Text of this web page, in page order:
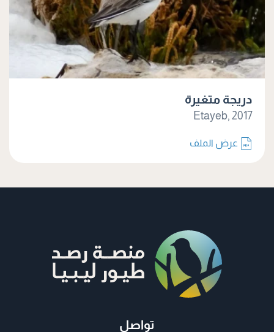
دريجة متغيرة
Etayeb, 2017
عرض الملف
تواصل